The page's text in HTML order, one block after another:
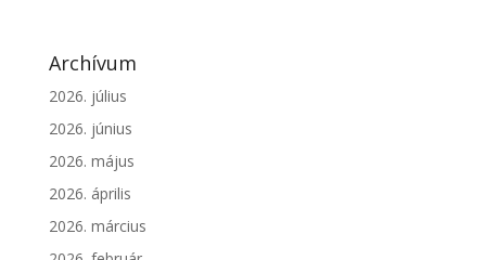
Archívum
2026. július
2026. június
2026. május
2026. április
2026. március